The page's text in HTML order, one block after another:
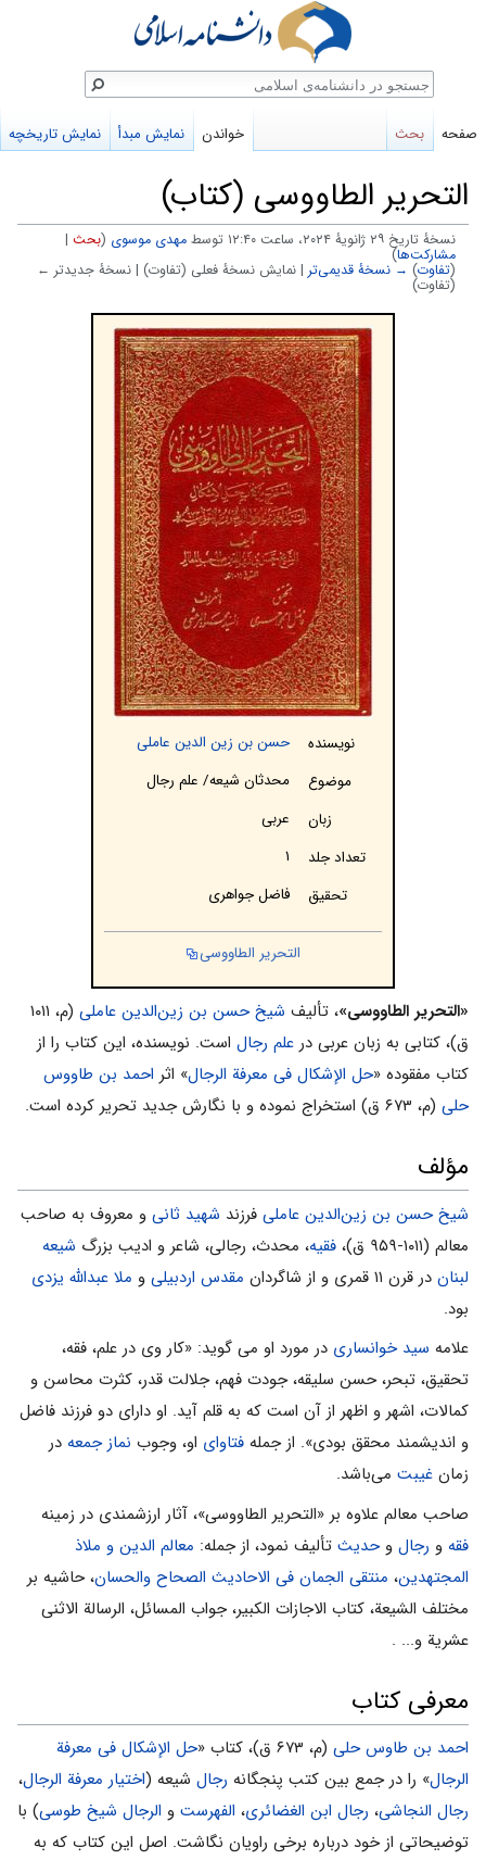
التحریر الطاووسی (کتاب)
نسخهٔ تاریخ ‏۲۹ ژانویهٔ ۲۰۲۴، ساعت ۱۲:۴۰ توسط مهدی موسوی (بحث |
مشارکت‌ها)
(تفاوت) → نسخهٔ قدیمی‌تر| نمایش نسخهٔ فعلی (تفاوت) | نسخهٔ جدیدتر ←
(تفاوت)
نویسنده
حسن بن زین الدین عاملی
موضوع
محدثان شیعه/ علم رجال
زبان
عربی
تعداد جلد
۱
تحقيق
فاضل جواهری
التحرير الطاووسی
«التحریر الطاووسی»، تألیف شیخ حسن بن زین‌الدین عاملی
(م، ۱۰۱۱
ق)، کتابی به زبان عربى در علم رجال است. نویسنده، این کتاب را از
کتاب مفقوده «حل الإشکال فی معرفة الرجال» اثر احمد بن طاووس
حلی (م، ۶۷۳ ق) استخراج نموده و با نگارش جدید تحریر کرده است.
مؤلف
شیخ حسن بن زین‌الدین عاملی فرزند شهید ثانی و معروف به صاحب
معالم (۱۰۱۱-۹۵۹ ق)،
فقیه، محدث، رجالى، شاعر و ادیب بزرگ شیعه
لبنان در قرن ۱۱ قمری و از شاگردان مقدس اردبیلی و ملا عبدالله یزدی
بود.
علامه سید خوانسارى در مورد او مى گوید: «کار وى در علم، فقه،
تحقیق، تبحر، حسن سلیقه، جودت فهم، جلالت قدر، کثرت محاسن و
کمالات، اشهر و اظهر از آن است که به قلم آید. او داراى دو فرزند فاضل
و اندیشمند محقق بودى». از جمله فتاوای او، وجوب نماز جمعه در
زمان غیبت می‌باشد.
صاحب معالم علاوه بر «التحریر الطاووسى»، آثار ارزشمندی در زمینه
فقه و رجال وحدیث تألیف نمود، از جمله: معالم الدین و ملاذ
المجتهدین، منتقی الجمان فی الاحادیث الصحاح والحسان، حاشیه بر
مختلف الشیعة، کتاب الاجازات الکبیر، جواب المسائل، الرسالة الاثنى
عشریة و... .
معرفی کتاب
احمد بن طاوس حلی (م، ۶۷۳ ق)، کتاب «
حل الإشکال فی معرفة
الرجال» را در جمع بین کتب پنجگانه رجال شیعه (اختیار معرفة الرجال،
رجال النجاشی، رجال ابن الغضائری، الفهرست و الرجال شیخ طوسى) با
توضیحاتى از خود درباره برخى راویان نگاشت. اصل این کتاب که به
صفحه بحث خواندن نمایش مبدأ نمایش تاریخچه
جستجو